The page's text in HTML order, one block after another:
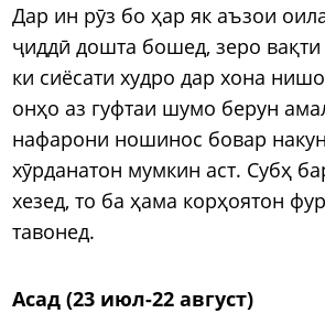
Дар ин рӯз бо ҳар як аъзои
ҷиддӣ дошта бошед, зеро вақти
ки сиёсати худро дар хона
онҳо аз гуфтаи шумо берун
нафарони ношинос бовар
хӯрданатон мумкин аст. Субҳ
хезед, то ба ҳама корҳоятон
тавонед.
Асад (23 июл-22 август)